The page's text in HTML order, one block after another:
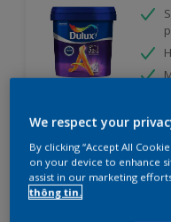
So sánh
We respect your
By clicking “Accept All
on your device to enhance
assist in our marketing
thông tin.